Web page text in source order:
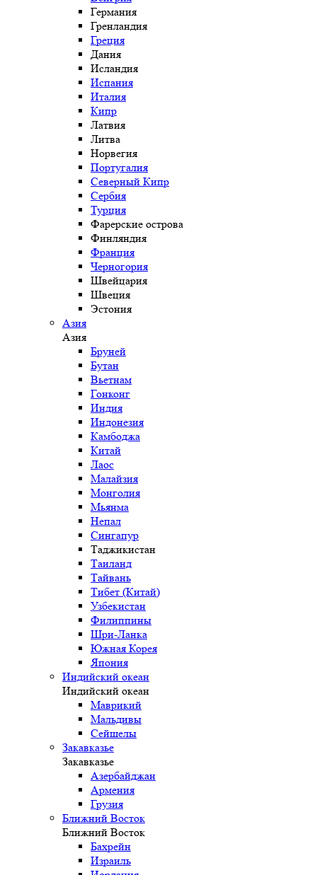
Германия
Гренландия
Греция
Дания
Исландия
Испания
Италия
Кипр
Латвия
Литва
Норвегия
Португалия
Северный Кипр
Сербия
Турция
Фарерские острова
Финляндия
Франция
Черногория
Швейцария
Швеция
Эстония
Азия
Азия
Бруней
Бутан
Вьетнам
Гонконг
Индия
Индонезия
Камбоджа
Китай
Лаос
Малайзия
Монголия
Мьянма
Непал
Сингапур
Таджикистан
Таиланд
Тайвань
Тибет (Китай)
Узбекистан
Филиппины
Шри-Ланка
Южная Корея
Япония
Индийский океан
Индийский океан
Маврикий
Мальдивы
Сейшелы
Закавказье
Закавказье
Азербайджан
Армения
Грузия
Ближний Восток
Ближний Восток
Бахрейн
Израиль